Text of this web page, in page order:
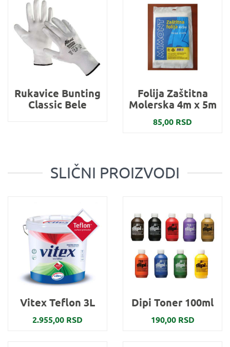
Rukavice Bunting
Classic Bele
Folija Zaštitna
Molerska 4m x 5m
85,00 RSD
SLIČNI PROIZVODI
Vitex Teflon 3L
2.955,00 RSD
Dipi Toner 100ml
190,00 RSD